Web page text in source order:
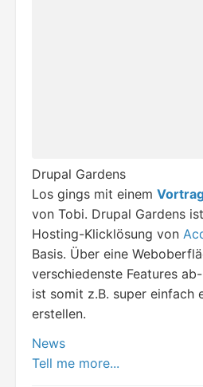
Drupal Gardens
Los gings mit einem
von Tobi. Drupal Gardens
Hosting-Klicklösung von
Basis. Über eine
verschiedenste Features
ist somit z.B. super einfach
erstellen.
News
Tell me more...